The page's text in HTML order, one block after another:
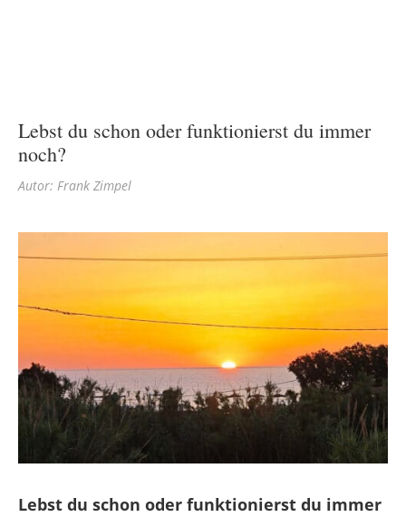
Lebst du schon oder funktionierst du immer
noch?
Autor: Frank Zimpel
Lebst du schon oder funktionierst du immer